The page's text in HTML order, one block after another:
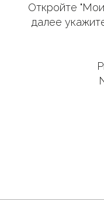
Откройте
далее